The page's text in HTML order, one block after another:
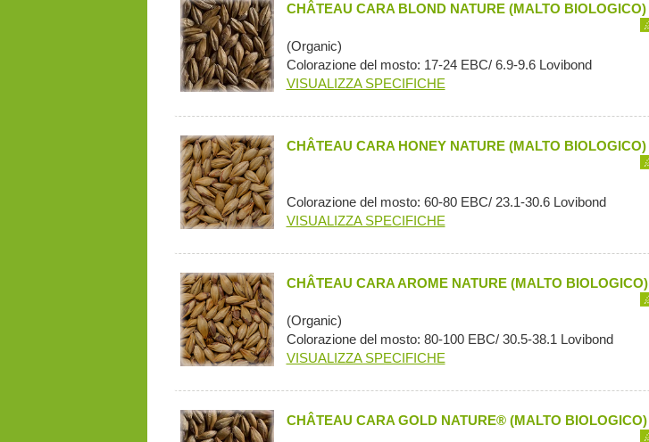
CHÂTEAU CARA BLOND NATURE (MALTO BIOLOGICO)
(Organic)
Colorazione del mosto: 17-24 EBC/ 6.9-9.6 Lovibond
VISUALIZZA SPECIFICHE
CHÂTEAU CARA HONEY NATURE (MALTO BIOLOGICO)
Colorazione del mosto: 60-80 EBC/ 23.1-30.6 Lovibond
VISUALIZZA SPECIFICHE
CHÂTEAU CARA AROME NATURE (MALTO BIOLOGICO)
(Organic)
Colorazione del mosto: 80-100 EBC/ 30.5-38.1 Lovibond
VISUALIZZA SPECIFICHE
CHÂTEAU CARA GOLD NATURE® (MALTO BIOLOGICO)